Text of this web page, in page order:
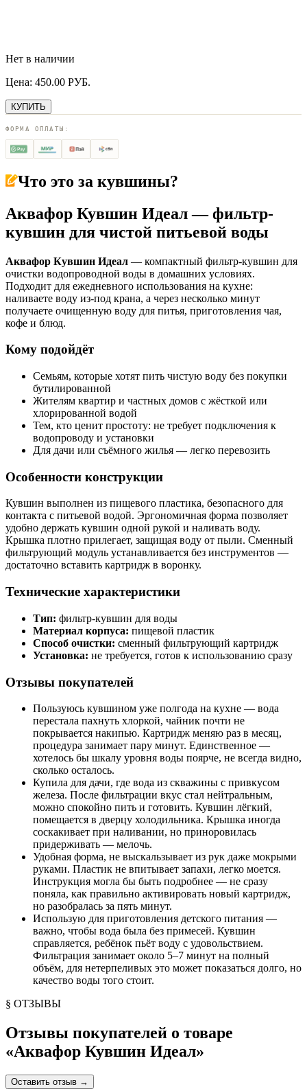
Нет в наличии
Цена: 450.00 РУБ.
КУПИТЬ
ФОРМА ОПЛАТЫ:
Что это за кувшины?
Аквафор Кувшин Идеал — фильтр-
кувшин для чистой питьевой воды
Аквафор Кувшин Идеал — компактный фильтр-кувшин для
очистки водопроводной воды в домашних условиях.
Подходит для ежедневного использования на кухне:
наливаете воду из-под крана, а через несколько минут
получаете очищенную воду для питья, приготовления чая,
кофе и блюд.
Кому подойдёт
Семьям, которые хотят пить чистую воду без покупки
бутилированной
Жителям квартир и частных домов с жёсткой или
хлорированной водой
Тем, кто ценит простоту: не требует подключения к
водопроводу и установки
Для дачи или съёмного жилья — легко перевозить
Особенности конструкции
Кувшин выполнен из пищевого пластика, безопасного для
контакта с питьевой водой. Эргономичная форма позволяет
удобно держать кувшин одной рукой и наливать воду.
Крышка плотно прилегает, защищая воду от пыли. Сменный
фильтрующий модуль устанавливается без инструментов —
достаточно вставить картридж в воронку.
Технические характеристики
Тип: фильтр-кувшин для воды
Материал корпуса: пищевой пластик
Способ очистки: сменный фильтрующий картридж
Установка: не требуется, готов к использованию сразу
Отзывы покупателей
Пользуюсь кувшином уже полгода на кухне — вода
перестала пахнуть хлоркой, чайник почти не
покрывается накипью. Картридж меняю раз в месяц,
процедура занимает пару минут. Единственное —
хотелось бы шкалу уровня воды поярче, не всегда видно,
сколько осталось.
Купила для дачи, где вода из скважины с привкусом
железа. После фильтрации вкус стал нейтральным,
можно спокойно пить и готовить. Кувшин лёгкий,
помещается в дверцу холодильника. Крышка иногда
соскакивает при наливании, но приноровилась
придерживать — мелочь.
Удобная форма, не выскальзывает из рук даже мокрыми
руками. Пластик не впитывает запахи, легко моется.
Инструкция могла бы быть подробнее — не сразу
поняла, как правильно активировать новый картридж,
но разобралась за пять минут.
Использую для приготовления детского питания —
важно, чтобы вода была без примесей. Кувшин
справляется, ребёнок пьёт воду с удовольствием.
Фильтрация занимает около 5–7 минут на полный
объём, для нетерпеливых это может показаться долго, но
качество воды того стоит.
§ ОТЗЫВЫ
Отзывы покупателей о товаре
«Аквафор Кувшин Идеал»
Оставить отзыв →